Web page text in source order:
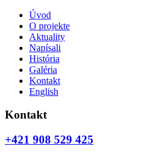
Úvod
O projekte
Aktuality
Napísali
História
Galéria
Kontakt
English
Kontakt
+421 908 529 425